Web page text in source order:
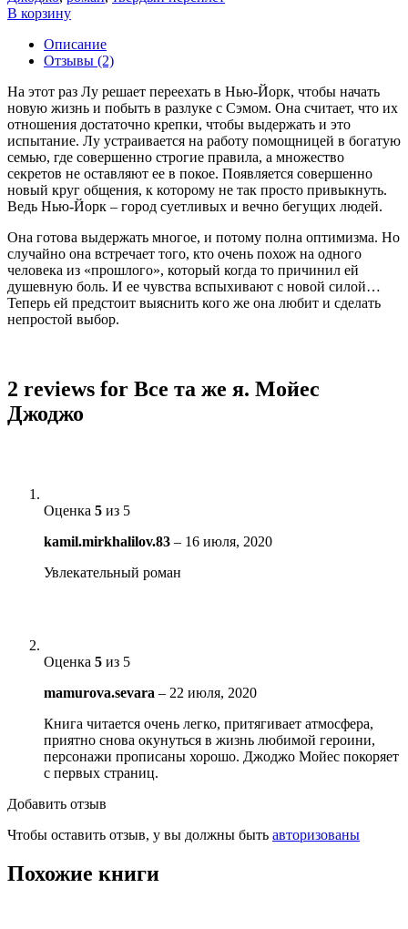
В корзину
Описание
Отзывы (2)
На этот раз Лу решает переехать в Нью-Йорк, чтобы начать
новую жизнь и побыть в разлуке с Сэмом. Она считает, что их
отношения достаточно крепки, чтобы выдержать и это
испытание. Лу устраивается на работу помощницей в богатую
семью, где совершенно строгие правила, а множество
секретов не оставляют ее в покое. Появляется совершенно
новый круг общения, к которому не так просто привыкнуть.
Ведь Нью-Йорк – город суетливых и вечно бегущих людей.
Она готова выдержать многое, и потому полна оптимизма. Но
случайно она встречает того, кто очень похож на одного
человека из «прошлого», который когда то причинил ей
душевную боль. И ее чувства вспыхивают с новой силой…
Теперь ей предстоит выяснить кого же она любит и сделать
непростой выбор.
2 reviews for Все та же я. Мойес
Джоджо
Оценка 5 из 5
kamil.mirkhalilov.83 – 16 июля, 2020
Увлекательный роман
Оценка 5 из 5
mamurova.sevara – 22 июля, 2020
Книга читается очень легко, притягивает атмосфера,
приятно снова окунуться в жизнь любимой героини,
персонажи прописаны хорошо. Джоджо Мойес покоряет
с первых страниц.
Добавить отзыв
Чтобы оставить отзыв, у вы должны быть авторизованы
Похожие книги